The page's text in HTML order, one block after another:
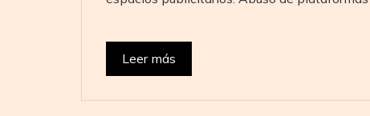
Leer más